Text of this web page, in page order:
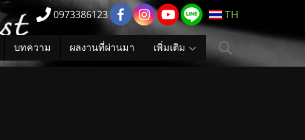
0973386123 TH
บทความ ผลงานที่ผ่านมา เพิ่มเติม